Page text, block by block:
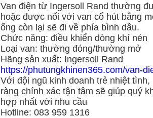
Van điện từ Ingersoll Rand thường
hoặc được nối với van cổ hút bằng
ống còn lại sẽ đi về phía bình dầu.
Chức năng: điều khiển dòng khí nén
Loại van: thường đóng/thường mở
Hãng sản xuất: Ingersoll Rand
https://phutungkhinen365.com/van-
Với đội ngũ kinh doanh trẻ nhiệt
ràng chính xác tận tâm sẽ giúp quý
hợp nhất với nhu cầu
Hotline: 083 959 1316